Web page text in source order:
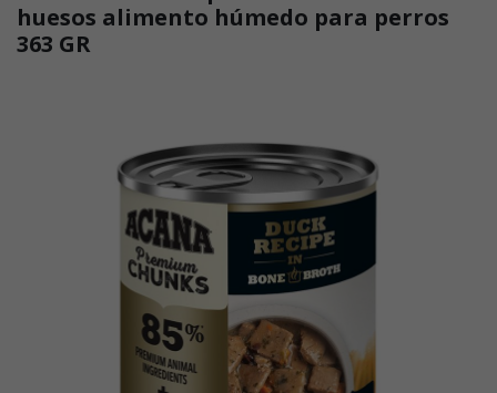
huesos alimento húmedo para perros
363 GR